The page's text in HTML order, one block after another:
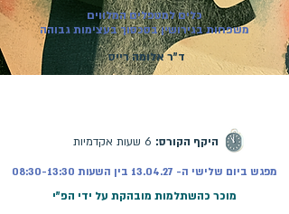
כלים למטפלים המלווים
משפחות בגירושין בסכסוך בעצימות גבוהה
ד"ר אלומה רייס
היקף הקורס: 6 שעות אקדמיות
מפגש ביום שלישי ה- 13.04.27 בין השעות 08:30-13:30
מוכר כהשתלמות מובהקת על ידי הפ"י